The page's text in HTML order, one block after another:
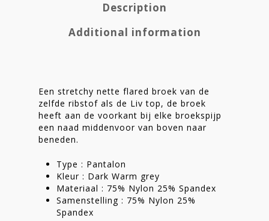
Description
Additional information
Een stretchy nette flared broek van de
zelfde ribstof als de Liv top, de broek
heeft aan de voorkant bij elke broekspijp
een naad middenvoor van boven naar
beneden.
Type : Pantalon
Kleur : Dark Warm grey
Materiaal : 75% Nylon 25% Spandex
Samenstelling : 75% Nylon 25%
Spandex
Homepage
Stories
Nieuwsbrief
Shop